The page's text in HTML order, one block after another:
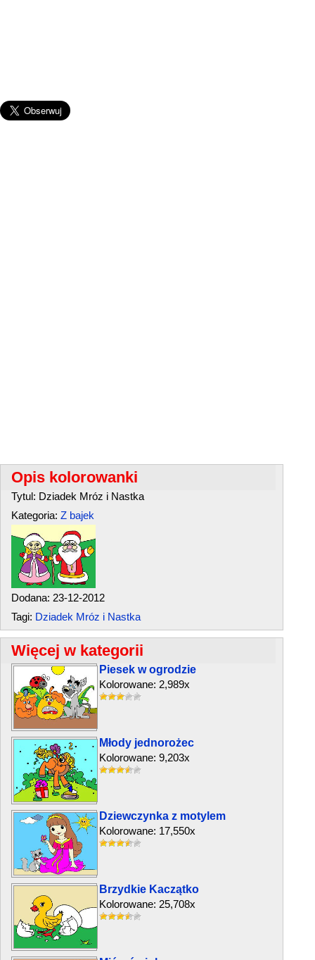
Opis kolorowanki
Tytul: Dziadek Mróz i Nastka
Kategoria: Z bajek
Dodana: 23-12-2012
Tagi: Dziadek Mróz i Nastka
Więcej w kategorii
Piesek w ogrodzie
Kolorowane: 2,989x
Młody jednorożec
Kolorowane: 9,203x
Dziewczynka z motylem
Kolorowane: 17,550x
Brzydkie Kaczątko
Kolorowane: 25,708x